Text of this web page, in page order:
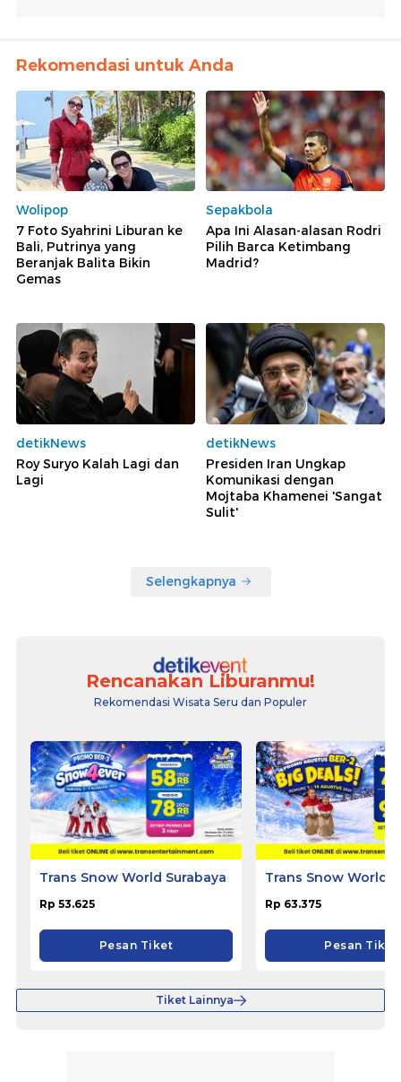
Rekomendasi untuk Anda
Wolipop
7 Foto Syahrini Liburan ke
Bali, Putrinya yang
Beranjak Balita Bikin
Gemas
Sepakbola
Apa Ini Alasan-alasan Rodri
Pilih Barca Ketimbang
Madrid?
detikNews
Roy Suryo Kalah Lagi dan
Lagi
detikNews
Presiden Iran Ungkap
Komunikasi dengan
Mojtaba Khamenei 'Sangat
Sulit'
Selengkapnya
Rencanakan Liburanmu!
Rekomendasi Wisata Seru dan Populer
Trans Snow World Surabaya
Rp 53.625
Pesan Tiket
Trans Snow World
Rp 63.375
Pesan Tiket
Tiket Lainnya